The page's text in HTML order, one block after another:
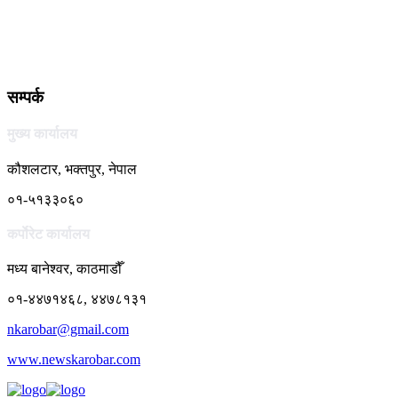
सम्पर्क
मुख्य कार्यालय
कौशलटार, भक्तपुर, नेपाल
०१-५१३३०६०
कर्पाेरेट कार्यालय
मध्य बानेश्वर, काठमाडौँ
०१-४४७१४६८, ४४७८१३१
nkarobar@gmail.com
www.newskarobar.com